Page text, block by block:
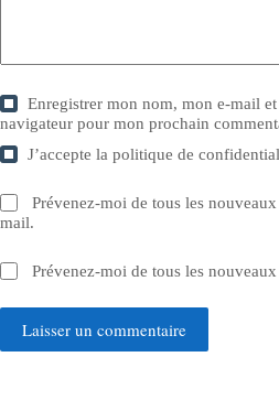
Enregistrer mon nom, mon e-mail
navigateur pour mon prochain
J’accepte lapolitique de
Prévenez-moi de tous les
mail.
Prévenez-moi de tous les
Laisser un commentaire